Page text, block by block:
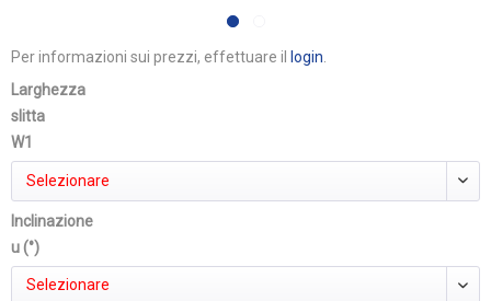
Per informazioni sui prezzi, effettuare il login
Larghezza
slitta
W1
Selezionare
Inclinazione
u (°)
Selezionare